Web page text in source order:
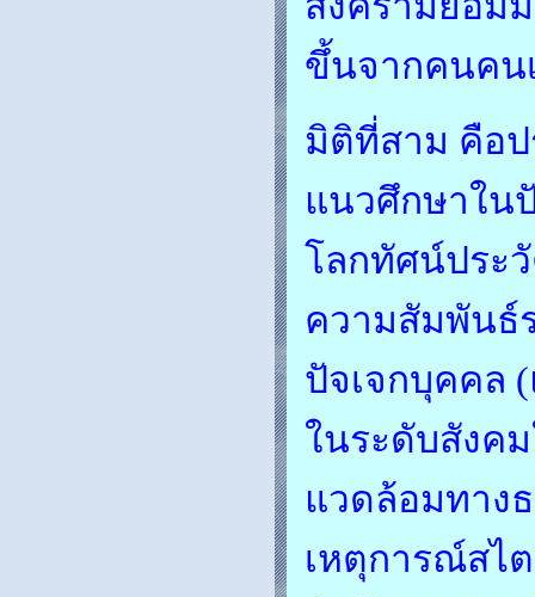
ขึ้นจากคนคน
มิติที่สาม คือป
แนวศึกษาใน
โลกทัศน์ประ
ความสัมพันธ์
ปัจเจกบุคคล
ในระดับสังค
แวดล้อมทาง
เหตุการณ์สไ